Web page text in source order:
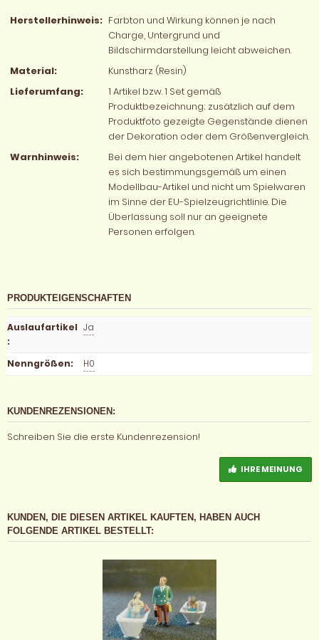
Herstellerhinweis: Farbton und Wirkung können je nach
Charge, Untergrund und
Bildschirmdarstellung leicht abweichen.
Material:
Kunstharz (Resin)
Lieferumfang:
1 Artikel bzw. 1 Set gemäß
Produktbezeichnung; zusätzlich auf dem
Produktfoto gezeigte Gegenstände dienen
der Dekoration oder dem Größenvergleich.
Warnhinweis:
Bei dem hier angebotenen Artikel handelt
es sich bestimmungsgemäß um einen
Modellbau-Artikel und nicht um Spielwaren
im Sinne der EU-Spielzeugrichtlinie. Die
Überlassung soll nur an geeignete
Personen erfolgen.
PRODUKTEIGENSCHAFTEN
Auslaufartikel
:
Ja
Nenngrößen: H0
KUNDENREZENSIONEN:
Schreiben Sie die erste Kundenrezension!
IHRE MEINUNG
KUNDEN, DIE DIESEN ARTIKEL KAUFTEN, HABEN AUCH
FOLGENDE ARTIKEL BESTELLT: